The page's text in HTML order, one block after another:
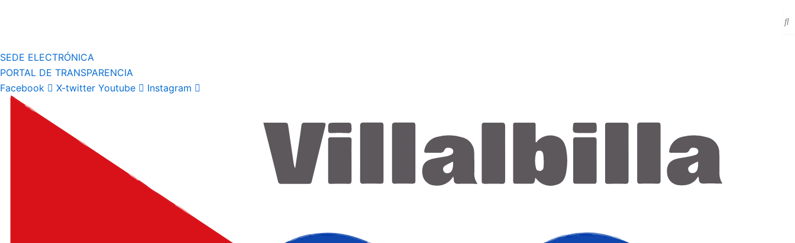
SEDE ELECTRÓNICA
PORTAL DE TRANSPARENCIA
Facebook
X-twitter Youtube Instagram